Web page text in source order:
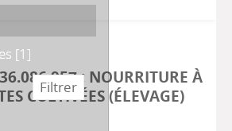
957 : NOURRITURE À
CULTIVÉES (ÉLEVAGE)
[1]